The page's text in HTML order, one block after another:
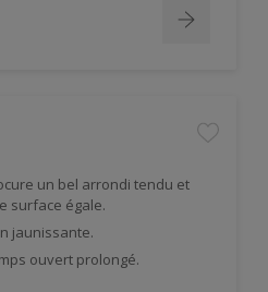
un bel arrondi tendu et
surface égale.
jaunissante.
ouvert prolongé.